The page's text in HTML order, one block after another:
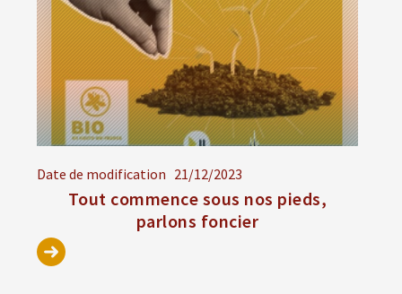
Date de modification 21/12/2023
Tout commence sous nos pieds,
parlons foncier